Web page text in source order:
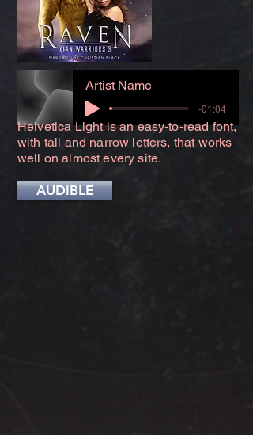
Artist Name
-01:04
Helvetica Light is an easy-to-read font,
with tall and narrow letters, that works
well on almost every site.
AUDIBLE